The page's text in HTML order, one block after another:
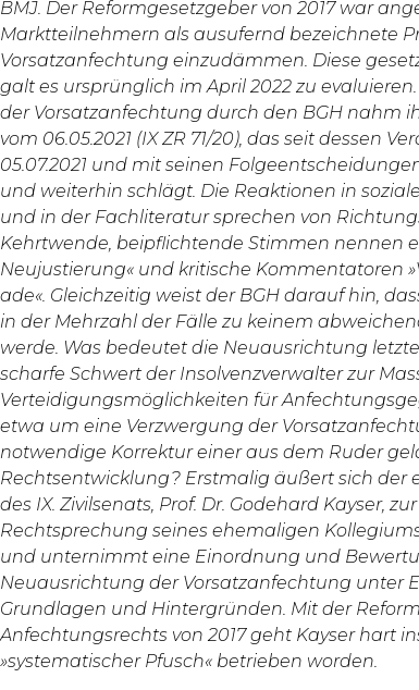
BMJ. Der Reformgesetzgeber von 2017 war
Marktteilnehmern als ausufernd bezeichnete
Vorsatzanfechtung einzudämmen. Diese
galt es ursprünglich im April 2022 zu
der Vorsatzanfechtung durch den BGH nahm
vom 06.05.2021 (IX ZR 71/20), das seit dessen
05.07.2021 und mit seinen
und weiterhin schlägt. Die Reaktionen in
und in der Fachliteratur sprechen von
Kehrtwende, beipflichtende Stimmen nennen
Neujustierung« und kritische Kommentatoren
ade«. Gleichzeitig weist der BGH darauf hin,
in der Mehrzahl der Fälle zu keinem
werde. Was bedeutet die Neuausrichtung
scharfe Schwert der Insolvenzverwalter zur
Verteidigungsmöglichkeiten für
etwa um eine Verzwergung der
notwendige Korrektur einer aus dem Ruder
Rechtsentwicklung? Erstmalig äußert sich der
des IX. Zivilsenats, Prof. Dr. Godehard Kayser,
Rechtsprechung seines ehemaligen
und unternimmt eine Einordnung und
Neuausrichtung der Vorsatzanfechtung unter
Grundlagen und Hintergründen. Mit der
Anfechtungsrechts von 2017 geht Kayser hart
»systematischer Pfusch« betrieben worden.